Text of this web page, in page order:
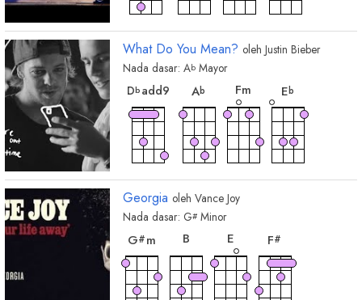
What Do You Mean? oleh Justin Bieber
Nada dasar: Ab Mayor
Dbadd9
chord
Ab
chord
Fm
Eb
Georgia oleh Vance Joy
Nada dasar: G# Minor
G#m
chord
B
chord
E
F#